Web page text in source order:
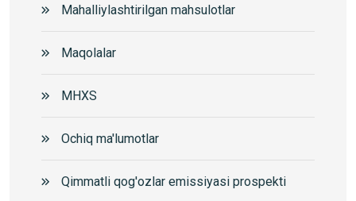
Mahalliylashtirilgan mahsulotlar
Maqolalar
MHXS
Ochiq ma'lumotlar
Qimmatli qog'ozlar emissiyasi prospekti